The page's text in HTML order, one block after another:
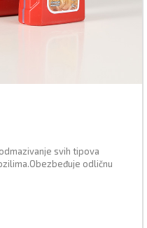
svih tipova
odličnu